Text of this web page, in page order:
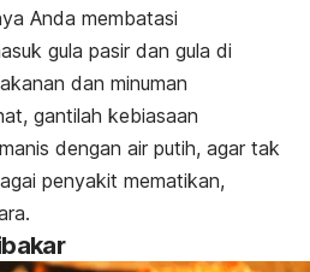
Anda membatasi
gula pasir dan gula di
dan minuman
gantilah kebiasaan
dengan air putih, agar tak
penyakit mematikan,